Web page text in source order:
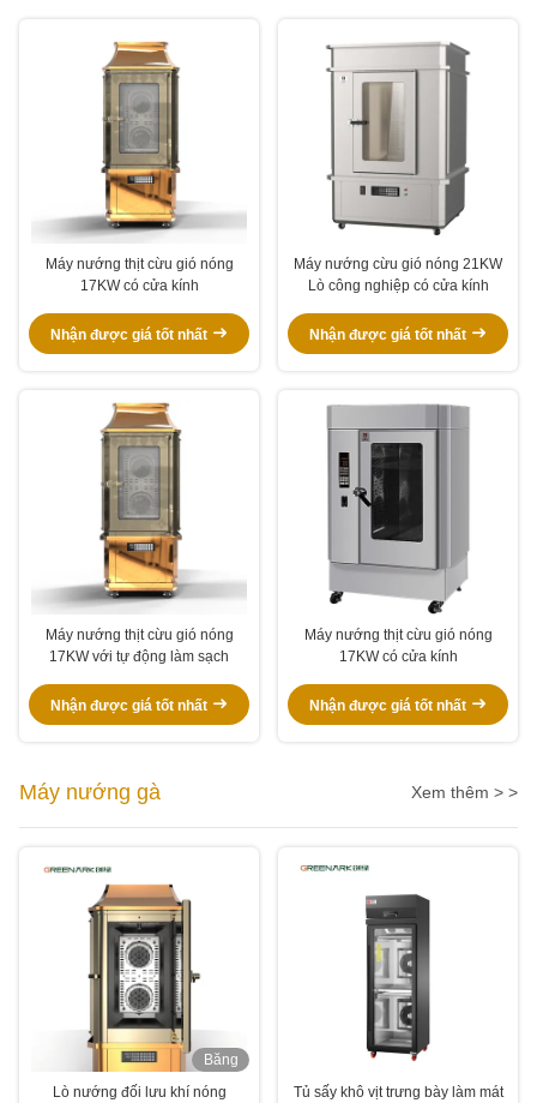
Máy nướng thịt cừu gió nóng
17KW có cửa kính
Nhận được giá tốt nhất
Máy nướng cừu gió nóng 21KW
Lò công nghiệp có cửa kính
Nhận được giá tốt nhất
Máy nướng thịt cừu gió nóng
17KW với tự động làm sạch
Nhận được giá tốt nhất
Máy nướng thịt cừu gió nóng
17KW có cửa kính
Nhận được giá tốt nhất
Máy nướng gà Xem thêm > >
Băng
hình
Lò nướng đối lưu khí nóng
Tủ sấy khô vịt trưng bày làm mát